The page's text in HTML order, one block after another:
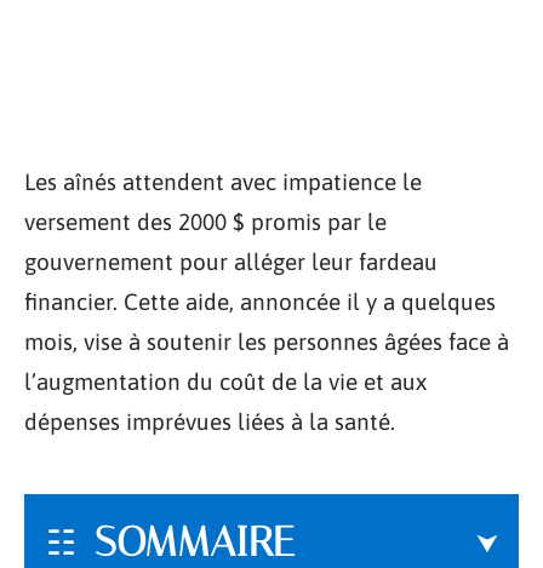
Les aînés attendent avec impatience le
versement des 2000 $ promis par le
gouvernement pour alléger leur fardeau
financier. Cette aide, annoncée il y a quelques
mois, vise à soutenir les personnes âgées face à
l’augmentation du coût de la vie et aux
dépenses imprévues liées à la santé.
SOMMAIRE